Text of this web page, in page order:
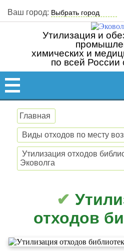
Ваш город:
Утилизация и
химических и
по всей России
Главная
Виды отходов по месту
Утилизация отходов
Эковолга
отходов